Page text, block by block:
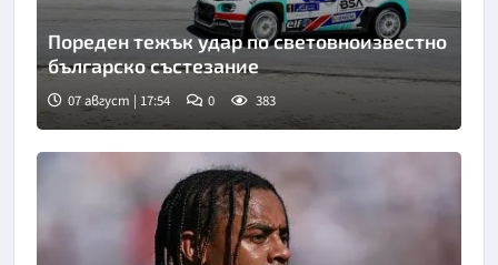
Пореден тежък удар по световноизвестно
българско състезание
07 август | 17:54 0 383